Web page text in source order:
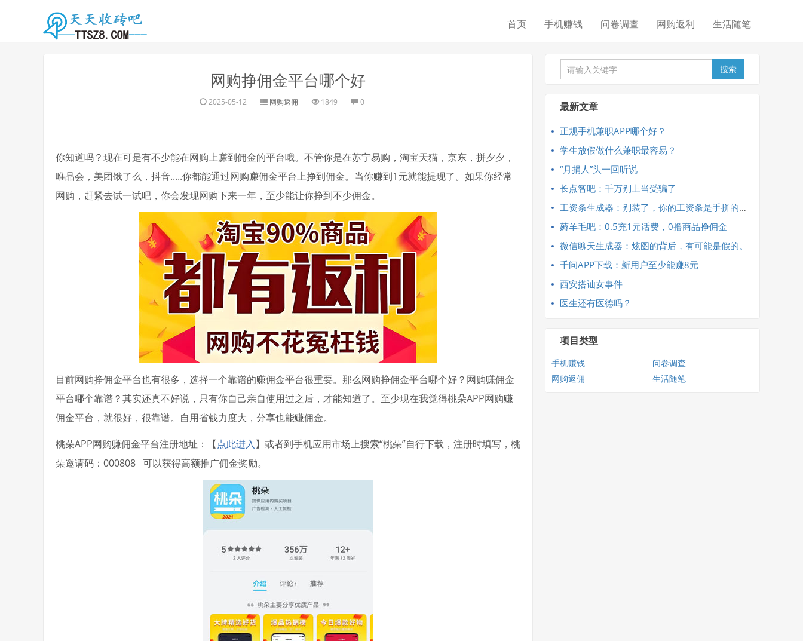
首页 手机赚钱 问卷调查 网购返利 生活随笔
网购挣佣金平台哪个好
2025-05-12 网购返佣 1849 0
你知道吗？现在可是有不少能在网购上赚到佣金的平台哦。不管你是在苏宁易购，淘宝天猫，京东，拼夕夕，
唯品会，美团饿了么，抖音.....你都能通过网购赚佣金平台上挣到佣金。当你赚到1元就能提现了。如果你经常
网购，赶紧去试一试吧，你会发现网购下来一年，至少能让你挣到不少佣金。
目前网购挣佣金平台也有很多，选择一个靠谱的赚佣金平台很重要。那么网购挣佣金平台哪个好？网购赚佣金
平台哪个靠谱？其实还真不好说，只有你自己亲自使用过之后，才能知道了。至少现在我觉得桃朵APP网购赚
佣金平台，就很好，很靠谱。自用省钱力度大，分享也能赚佣金。
桃朵APP网购赚佣金平台注册地址：【点此进入】或者到手机应用市场上搜索“桃朵”自行下载，注册时填写，桃
朵邀请码：000808 可以获得高额推广佣金奖励。
搜索
最新文章
正规手机兼职APP哪个好？
学生放假做什么兼职最容易？
“月捐人”头一回听说
长点智吧：千万别上当受骗了
工资条生成器：别装了，你的工资条是手拼的吧？
薅羊毛吧：0.5充1元话费，0撸商品挣佣金
微信聊天生成器：炫图的背后，有可能是假的。
千问APP下载：新用户至少能赚8元
西安搭讪女事件
医生还有医德吗？
项目类型
手机赚钱
问卷调查
网购返佣
生活随笔